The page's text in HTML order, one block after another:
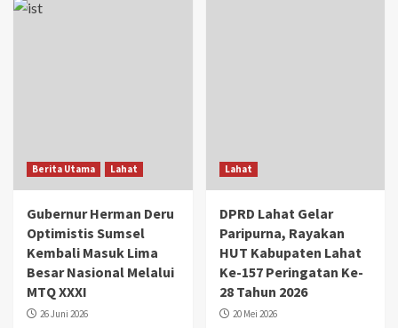
Berita Utama Lahat
Gubernur Herman Deru
Optimistis Sumsel
Kembali Masuk Lima
Besar Nasional Melalui
MTQ XXXI
26 Juni 2026
Lahat
DPRD Lahat Gelar
Paripurna, Rayakan
HUT Kabupaten Lahat
Ke-157 Peringatan Ke-
28 Tahun 2026
20 Mei 2026